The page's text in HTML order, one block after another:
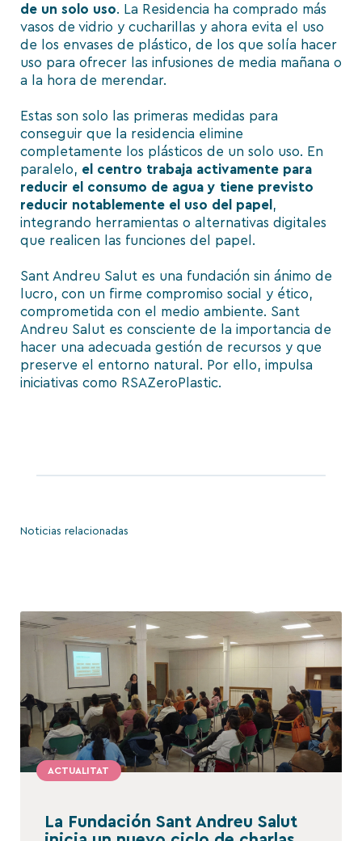
de un solo uso. La Residencia ha comprado más
vasos de vidrio y cucharillas y ahora evita el uso
de los envases de plástico, de los que solía hacer
uso para ofrecer las infusiones de media mañana o
a la hora de merendar.
Estas son solo las primeras medidas para
conseguir que la residencia elimine
completamente los plásticos de un solo uso. En
paralelo, el centro trabaja activamente para
reducir el consumo de agua y tiene previsto
reducir notablemente el uso del papel ,
integrando herramientas o alternativas digitales
que realicen las funciones del papel.
Sant Andreu Salut es una fundación sin ánimo de
lucro, con un firme compromiso social y ético,
comprometida con el medio ambiente. Sant
Andreu Salut es consciente de la importancia de
hacer una adecuada gestión de recursos y que
preserve el entorno natural. Por ello, impulsa
iniciativas como RSAZeroPlastic.
Noticias relacionadas
ACTUALITAT
La Fundación Sant Andreu Salut